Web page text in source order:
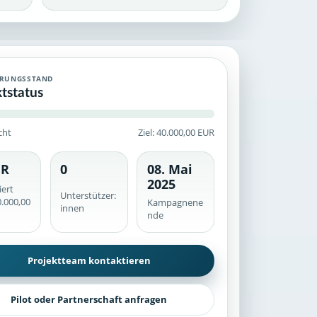
mit historischem Finanzierungsstand,
werden serverseitig geprüft.
Ziel: 40.000,00 EUR
0
Unterstützer:
innen
08. Mai
2025
Kampagnene
nde
Projektteam kontaktieren
Pilot oder Partnerschaft anfragen